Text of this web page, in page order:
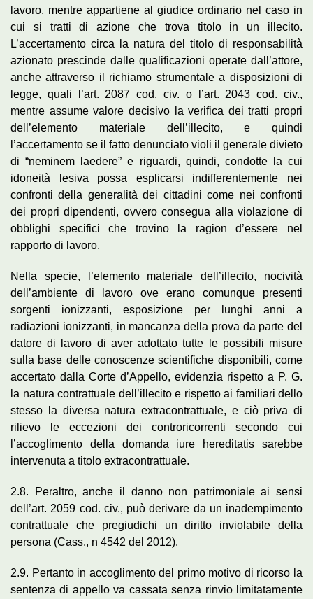
lavoro, mentre appartiene al giudice ordinario nel caso in
cui si tratti di azione che trova titolo in un illecito.
L’accertamento circa la natura del titolo di responsabilità
azionato prescinde dalle qualificazioni operate dall’attore,
anche attraverso il richiamo strumentale a disposizioni di
legge, quali l’art. 2087 cod. civ. o l’art. 2043 cod. civ.,
mentre assume valore decisivo la verifica dei tratti propri
dell’elemento materiale dell’illecito, e quindi
l’accertamento se il fatto denunciato violi il generale divieto
di “neminem laedere” e riguardi, quindi, condotte la cui
idoneità lesiva possa esplicarsi indifferentemente nei
confronti della generalità dei cittadini come nei confronti
dei propri dipendenti, ovvero consegua alla violazione di
obblighi specifici che trovino la ragion d’essere nel
rapporto di lavoro.
Nella specie, l’elemento materiale dell’illecito, nocività
dell’ambiente di lavoro ove erano comunque presenti
sorgenti ionizzanti, esposizione per lunghi anni a
radiazioni ionizzanti, in mancanza della prova da parte del
datore di lavoro di aver adottato tutte le possibili misure
sulla base delle conoscenze scientifiche disponibili, come
accertato dalla Corte d’Appello, evidenzia rispetto a P. G.
la natura contrattuale dell’illecito e rispetto ai familiari dello
stesso la diversa natura extracontrattuale, e ciò priva di
rilievo le eccezioni dei controricorrenti secondo cui
l’accoglimento della domanda iure hereditatis sarebbe
intervenuta a titolo extracontrattuale.
2.8. Peraltro, anche il danno non patrimoniale ai sensi
dell’art. 2059 cod. civ., può derivare da un inadempimento
contrattuale che pregiudichi un diritto inviolabile della
persona (Cass., n 4542 del 2012).
2.9. Pertanto in accoglimento del primo motivo di ricorso la
sentenza di appello va cassata senza rinvio limitatamente